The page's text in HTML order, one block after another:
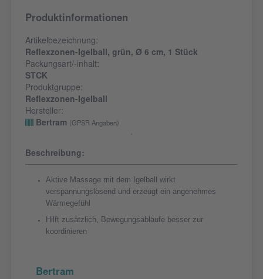
Produktinformationen
Artikelbezeichnung:
Reflexzonen-Igelball, grün, Ø 6 cm, 1 Stück
Packungsart/-inhalt:
STCK
Produktgruppe:
Reflexzonen-Igelball
Hersteller:
Bertram
(GPSR Angaben)
Beschreibung:
Aktive Massage mit dem Igelball wirkt
verspannungslösend und erzeugt ein angenehmes
Wärmegefühl
Hilft zusätzlich, Bewegungsabläufe besser zur
koordinieren
Bertram